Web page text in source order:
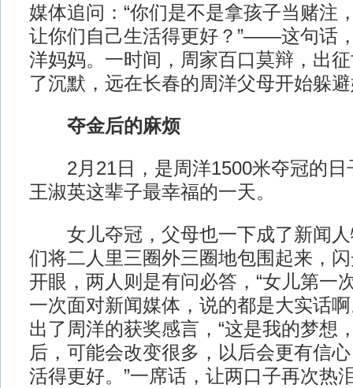
媒体追问：“你们是不是拿孩子当赌注
让你们自己生活得更好？”——这句话
洋妈妈。一时间，周家百口莫辩，出
了沉默，远在长春的周洋父母开始躲
夺金后的麻烦
2月21日，是周洋1500米夺冠的日
王淑英这辈子最幸福的一天。
女儿夺冠，父母也一下成了新闻人
们将二人里三圈外三圈地包围起来，
开眼，两人则是有问必答，“女儿第一
一次面对新闻媒体，说的都是大实话
出了周洋的获奖感言，“这是我的梦想
后，可能会改变很多，以后会更有信
活得更好。”一席话，让两口子再次热